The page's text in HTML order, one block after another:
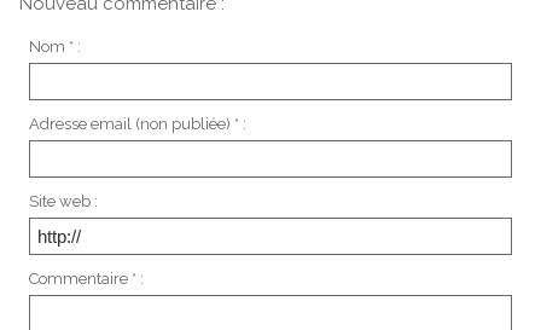
Nom * :
Adresse email (non publiée) * :
Site web :
Commentaire * :